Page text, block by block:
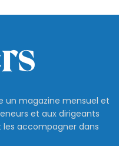
un magazine mensuel et
et aux dirigeants
les accompagner dans